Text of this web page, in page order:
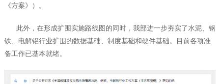
《方案》）。
此外，在形成扩围实施路线图的同时，我部进一步夯实了水泥、钢
铁、电解铝行业扩围的数据基础、制度基础和硬件基础。目前各项准
备工作已基本就绪。